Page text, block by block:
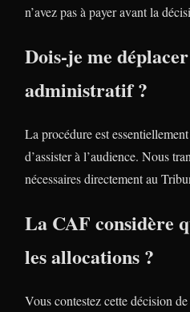
n’avez pas à payer avant la
Dois-je me
administratif ?
La procédure est
d’assister à l’audience. Nous
nécessaires directement au
La CAF considère
les allocations ?
Vous contestez cette décision